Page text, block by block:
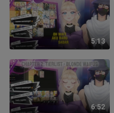
5:13
6:52